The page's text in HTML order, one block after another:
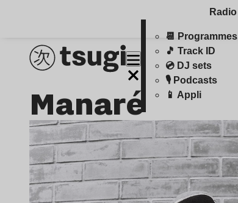
Radio
📆 Programmes
🎵 Track ID
💿 DJ sets
🎙️ Podcasts
📱 Appli
Manaré